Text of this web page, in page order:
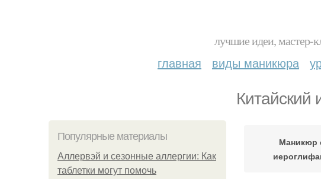
лучшие идеи, мастер-
главная виды маникюра
Китайский
Популярные материалы
Аллервэй и сезонные аллергии: Как
таблетки могут помочь
Маникюр